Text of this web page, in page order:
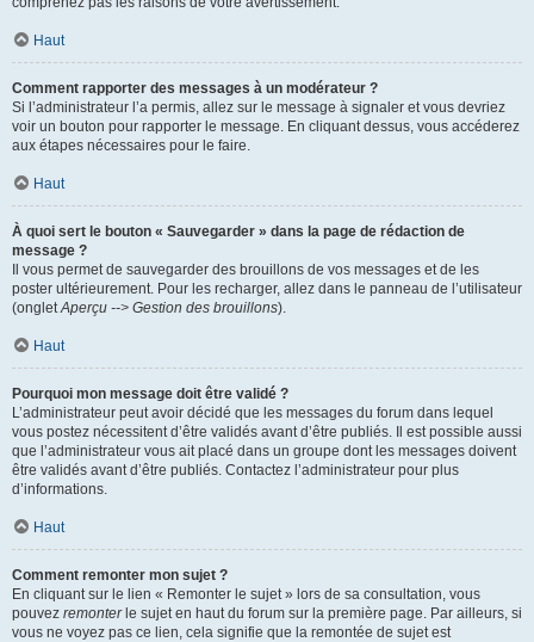
Haut
Comment rapporter des messages à un modérateur ?
Si l’administrateur l’a permis, allez sur le message à signaler et vous devriez
voir un bouton pour rapporter le message. En cliquant dessus, vous accéderez
aux étapes nécessaires pour le faire.
Haut
À quoi sert le bouton « Sauvegarder » dans la page de rédaction de
message ?
Il vous permet de sauvegarder des brouillons de vos messages et de les
poster ultérieurement. Pour les recharger, allez dans le panneau de l’utilisateur
(ongletAperçu --> Gestion des brouillons).
Haut
Pourquoi mon message doit être validé ?
L’administrateur peut avoir décidé que les messages du forum dans lequel
vous postez nécessitent d’être validés avant d’être publiés. Il est possible aussi
que l’administrateur vous ait placé dans un groupe dont les messages doivent
être validés avant d’être publiés. Contactez l’administrateur pour plus
d’informations.
Haut
Comment remonter mon sujet ?
En cliquant sur le lien « Remonter le sujet » lors de sa consultation, vous
pouvez remonterle sujet en haut du forum sur la première page. Par ailleurs, si
vous ne voyez pas ce lien, cela signifie que la remontée de sujet est